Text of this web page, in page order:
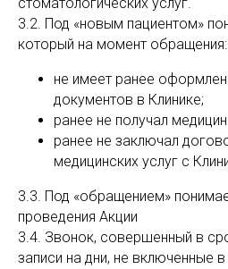
3.2. Под «новым пациентом»
который на момент обращения:
не имеет ранее
документов в Клинике;
ранее не получал
ранее не заключал
медицинских услуг с
3.3. Под «обращением»
проведения Акции
3.4. Звонок, совершенный в
записи на дни, не включенные